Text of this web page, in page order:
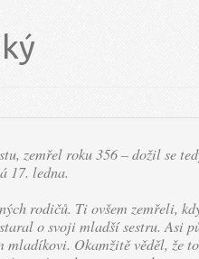
zemřel roku 356 – dožil se
17. ledna.
rodičů. Ti ovšem zemřeli,
o svoji mladší sestru. Asi
mladíkovi. Okamžitě věděl, že